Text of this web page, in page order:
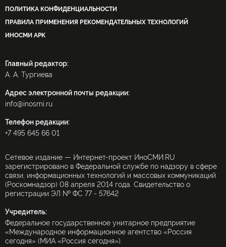
ПОЛИТИКА КОНФИДЕНЦИАЛЬНОСТИ
ПРАВИЛА ПРИМЕНЕНИЯ РЕКОМЕНДАТЕЛЬНЫХ ТЕХНОЛОГИЙ
ИНОСМИ APK
Главный редактор:
А. А. Тургиева
Адрес электронной почты редакции:
info@inosmi.ru
Телефон редакции:
+7 495 645 66 01
Сетевое издание — Интернет-проект ИноСМИ.RU
зарегистрировано в Федеральной службе по надзору в сфере
связи, информационных технологий и массовых коммуникаций
(Роскомнадзор) 08 апреля 2014 года. Свидетельство о
регистрации ЭЛ № ФС 77 - 57642
Учредитель:
Федеральное государственное унитарное предприятие
«Международное информационное агентство «Россия
сегодня» (МИА «Россия сегодня»).